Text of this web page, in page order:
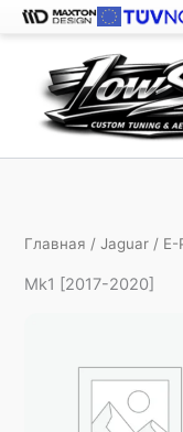
содержимому
Главная /Jaguar / E-
Mk1 [2017-2020]